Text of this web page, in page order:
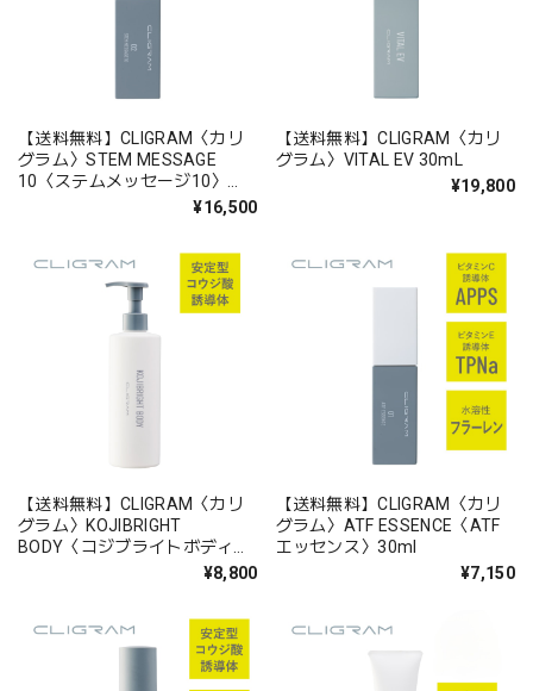
【送料無料】CLIGRAM〈カリ
グラム〉STEM MESSAGE
10〈ステムメッセージ10〉
¥16,500
【送料無料】CLIGRAM〈カリ
グラム〉VITAL EV 30mL
¥19,800
【送料無料】CLIGRAM〈カリ
グラム〉KOJIBRIGHT
BODY〈コジブライトボディ〉
¥8,800
【送料無料】CLIGRAM〈カリ
グラム〉ATF ESSENCE〈ATF
エッセンス〉30ml
¥7,150